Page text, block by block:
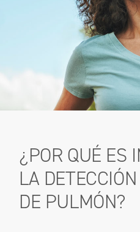
¿POR QUÉ ES
LA
DE PULMÓN?